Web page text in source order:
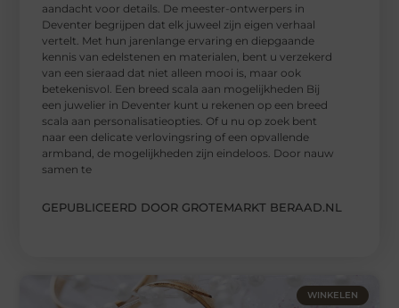
aandacht voor details. De meester-ontwerpers in
Deventer begrijpen dat elk juweel zijn eigen verhaal
vertelt. Met hun jarenlange ervaring en diepgaande
kennis van edelstenen en materialen, bent u verzekerd
van een sieraad dat niet alleen mooi is, maar ook
betekenisvol. Een breed scala aan mogelijkheden Bij
een juwelier in Deventer kunt u rekenen op een breed
scala aan personalisatieopties. Of u nu op zoek bent
naar een delicate verlovingsring of een opvallende
armband, de mogelijkheden zijn eindeloos. Door nauw
samen te
GEPUBLICEERD DOOR GROTEMARKT BERAAD.NL
WINKELEN